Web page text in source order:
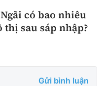
có bao nhiêu
thị sau sáp nhập?
Gửi bình luận